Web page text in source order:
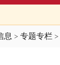
息 > 专题专栏 >